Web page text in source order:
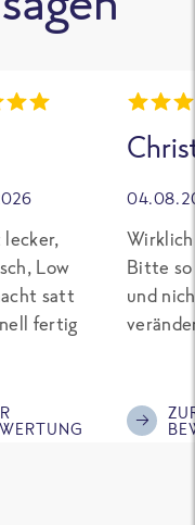
Low
satt
fertig
Bitte so
und